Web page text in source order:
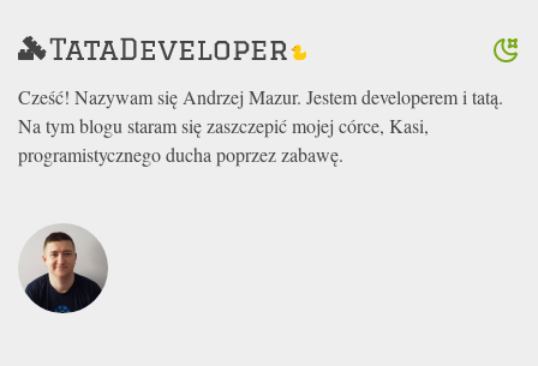
Cześć! Nazywam się Andrzej Mazur. Jestem developerem i tatą.
Na tym blogu staram się zaszczepić mojej córce, Kasi,
programistycznego ducha poprzez zabawę.